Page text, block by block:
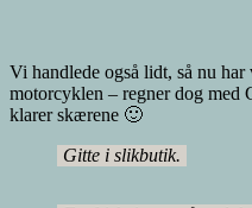
Vi handlede også lidt, så nu
motorcyklen – regner dog med
klarer skærene 🙂
Gitte i slikbutik.